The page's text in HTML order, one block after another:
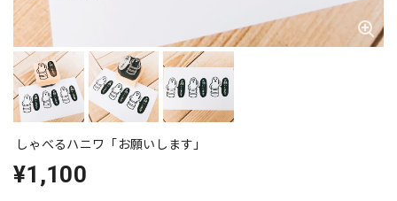
しゃべるハニワ「お願いします」
¥1,100